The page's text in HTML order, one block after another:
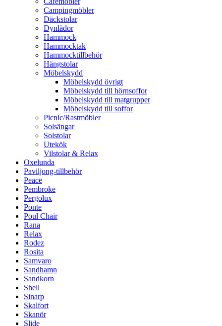
Campingmöbler
Däckstolar
Dynlådor
Hammock
Hammocktak
Hammocktillbehör
Hängstolar
Möbelskydd
Möbelskydd övrigt
Möbelskydd till hörnsoffor
Möbelskydd till matgrupper
Möbelskydd till soffor
Picnic/Rastmöbler
Solsängar
Solstolar
Utekök
Vilstolar & Relax
Oxelunda
Paviljong-tillbehör
Peace
Pembroke
Pergolux
Ponte
Poul Chair
Rana
Relax
Rodez
Rosita
Samvaro
Sandhamn
Sandkorn
Shell
Sinarp
Skalfort
Skanör
Slide